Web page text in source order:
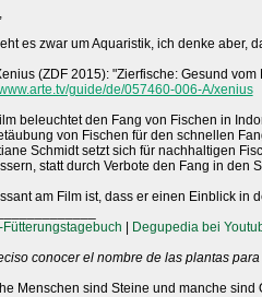
es zwar um Aquaristik, ich denke aber,
(ZDF 2015): "Zierfische: Gesund vom
guide/de/057460-006-A/xenius
beleuchtet den Fang von Fischen in
von Fischen für den schnellen
Schmidt setzt sich für nachhaltigen
statt durch Verbote den Fang in den
am Film ist, dass er einen Einblick
Fütterungstagebuch
Degupedia bei
conocer el nombre de las plantas
Menschen sind Steine und manche sind